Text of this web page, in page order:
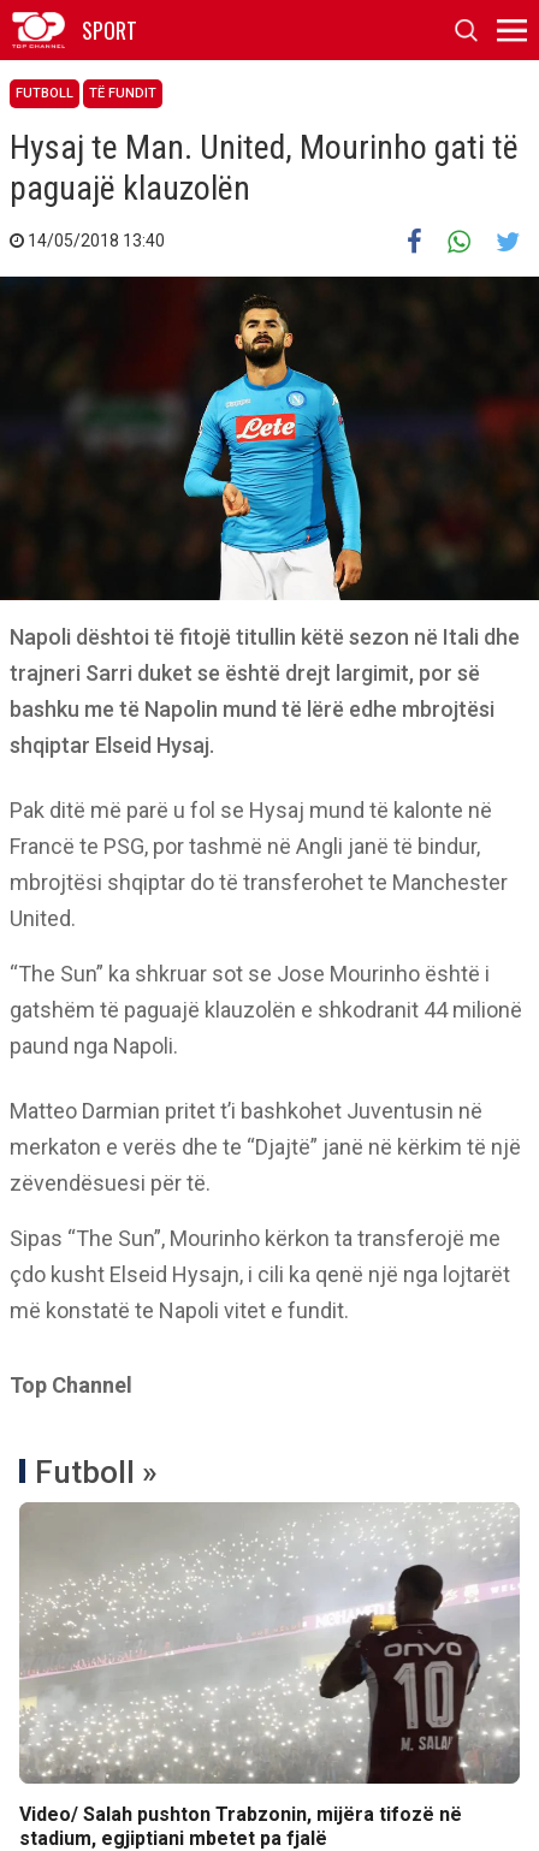
SPORT
FUTBOLL TË FUNDIT
Hysaj te Man. United, Mourinho gati të
paguajë klauzolën
14/05/2018 13:40
Napoli dështoi të fitojë titullin këtë sezon në Itali dhe
trajneri Sarri duket se është drejt largimit, por së
bashku me të Napolin mund të lërë edhe mbrojtësi
shqiptar Elseid Hysaj.
Pak ditë më parë u fol se Hysaj mund të kalonte në
Francë te PSG, por tashmë në Angli janë të bindur,
mbrojtësi shqiptar do të transferohet te Manchester
United.
“The Sun” ka shkruar sot se Jose Mourinho është i
gatshëm të paguajë klauzolën e shkodranit 44 milionë
paund nga Napoli.
Matteo Darmian pritet t’i bashkohet Juventusin në
merkaton e verës dhe te “Djajtë” janë në kërkim të një
zëvendësuesi për të.
Sipas “The Sun”, Mourinho kërkon ta transferojë me
çdo kusht Elseid Hysajn, i cili ka qenë një nga lojtarët
më konstatë te Napoli vitet e fundit.
Top Channel
Futboll »
Video/ Salah pushton Trabzonin, mijëra tifozë në
stadium, egjiptiani mbetet pa fjalë